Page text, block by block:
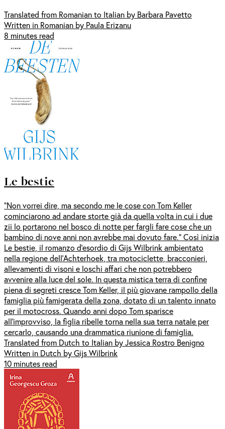
Translated from Romanian to Italian by Barbara Pavetto
Written in Romanian by Paula Erizanu
8 minutes read
Le bestie
“Non vorrei dire, ma secondo me le cose con Tom Keller
cominciarono ad andare storte già da quella volta in cui i due
zii lo portarono nel bosco di notte per fargli fare cose che un
bambino di nove anni non avrebbe mai dovuto fare.” Così inizia
Le bestie, il romanzo d’esordio di Gijs Wilbrink ambientato
nella regione dell’Achterhoek, tra motociclette, bracconieri,
allevamenti di visoni e loschi affari che non potrebbero
avvenire alla luce del sole. In questa mistica terra di confine
piena di segreti cresce Tom Keller, il più giovane rampollo della
famiglia più famigerata della zona, dotato di un talento innato
per il motocross. Quando anni dopo Tom sparisce
all’improvviso, la figlia ribelle torna nella sua terra natale per
cercarlo, causando una drammatica riunione di famiglia.
Translated from Dutch to Italian by Jessica Rostro Benigno
Written in Dutch by Gijs Wilbrink
10 minutes read